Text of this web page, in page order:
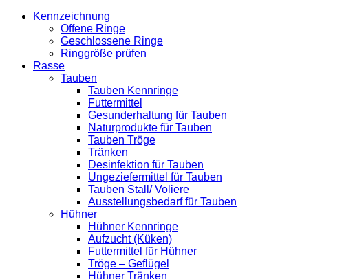
Kennzeichnung
Offene Ringe
Geschlossene Ringe
Ringgröße prüfen
Rasse
Tauben
Tauben Kennringe
Futtermittel
Gesunderhaltung für Tauben
Naturprodukte für Tauben
Tauben Tröge
Tränken
Desinfektion für Tauben
Ungeziefermittel für Tauben
Tauben Stall/ Voliere
Ausstellungsbedarf für Tauben
Hühner
Hühner Kennringe
Aufzucht (Küken)
Futtermittel für Hühner
Tröge – Geflügel
Hühner Tränken